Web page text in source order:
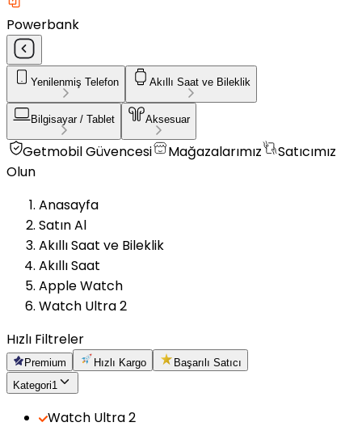
Powerbank
Yenilenmiş Telefon Akıllı Saat ve Bileklik
Bilgisayar / Tablet Aksesuar
Getmobil Güvencesi Mağazalarımız
Satıcımız
Olun
Anasayfa
Satın Al
Akıllı Saat ve Bileklik
Akıllı Saat
Apple Watch
Watch Ultra 2
Hızlı Filtreler
Premium Hızlı Kargo
Başarılı Satıcı
Kategori1
Watch Ultra 2